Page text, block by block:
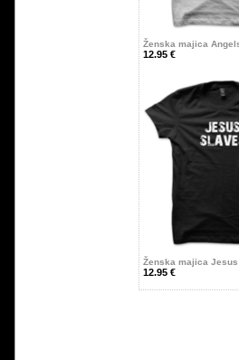
Ženska majica
12.95 €
Ženska majica
12.95 €